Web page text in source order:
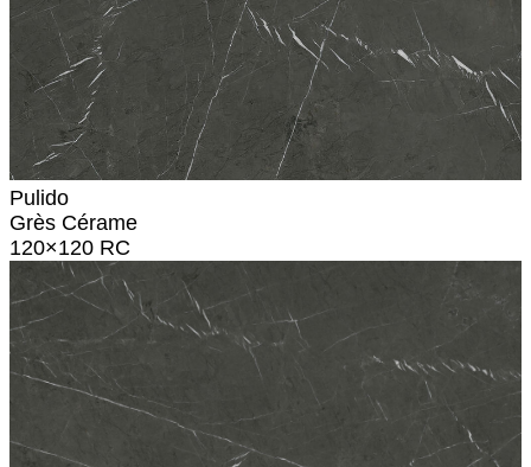
Pulido
Grès Cérame
120×120 RC